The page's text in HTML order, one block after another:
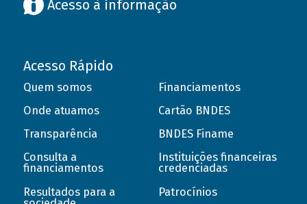
Acesso à informação
Acesso Rápido
Quem somos
Onde atuamos
Transparência
Consulta a
financiamentos
Resultados para a
Financiamentos
Cartão BNDES
BNDES Finame
Instituições financeiras
credenciadas
Patrocínios